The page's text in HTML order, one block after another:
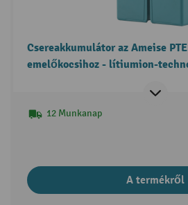
Csereakkumulátor az Ameise
emelőkocsihoz - lítiumion-
12 Munkanap
A termékről